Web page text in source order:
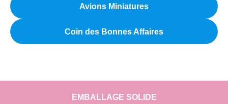
Avions Miniatures
Coin des Bonnes Affaires
EMBALLAGE SOLIDE